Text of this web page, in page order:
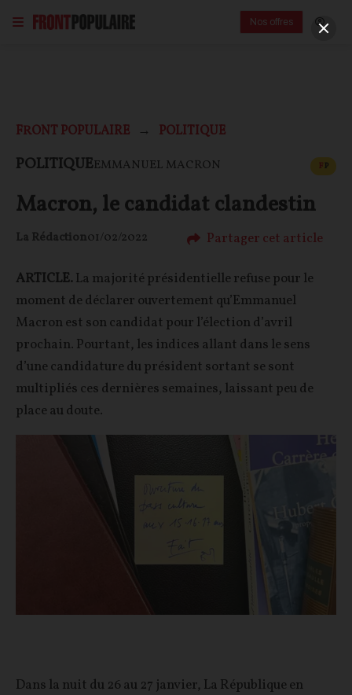
Nos offres
FRONT POPULAIRE POLITIQUE
POLITIQUEEMMANUEL MACRON FP
Macron, le candidat clandestin
La Rédaction01/02/2022 Partager cet article
ARTICLE.La majorité présidentielle refuse pour le
moment de déclarer ouvertement qu’Emmanuel
Macron est son candidat pour l’élection d’avril
prochain. Pourtant, les indices allant dans le sens
d’une candidature du président sortant se sont
multipliés ces dernières semaines, laissant peu de
place au doute.
Dans la nuit du 26 au 27 janvier, La République en